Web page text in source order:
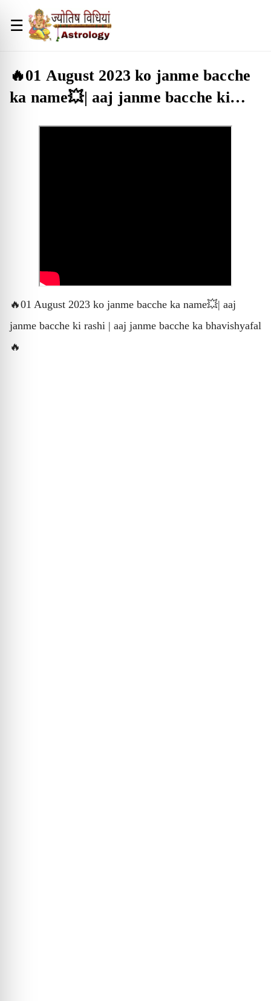
☰
🔥01 August 2023 ko janme bacche
ka name💥| aaj janme bacche ki
🔥01 August 2023 ko janme bacche ka name💥| aaj
janme bacche ki rashi | aaj janme bacche ka bhavishyafal
🔥